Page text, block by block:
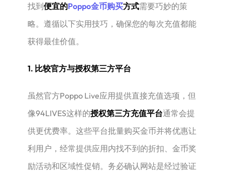
找到便宜的Poppo金币购买方式需要巧妙的策
略。遵循以下实用技巧，确保您的每次充值都能
获得最佳价值。
1. 比较官方与授权第三方平台
虽然官方Poppo Live应用提供直接充值选项，但
像94LIVES这样的授权第三方充值平台通常会提
供更优费率。这些平台批量购买金币并将优惠让
利用户，经常提供应用内找不到的折扣、金币奖
励活动和区域性促销。务必确认网站是经过验证